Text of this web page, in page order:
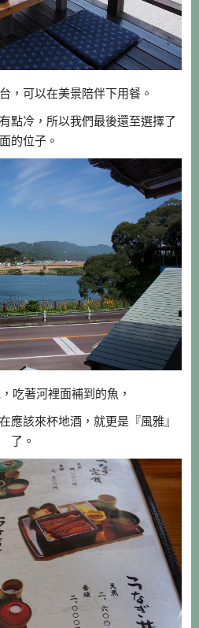
，可以在美景陪伴下用餐。
點冷，所以我們最後還至選擇了
的位子。
吃著河裡面補到的魚，
應該來杯地酒，就更是『風雅』
了。